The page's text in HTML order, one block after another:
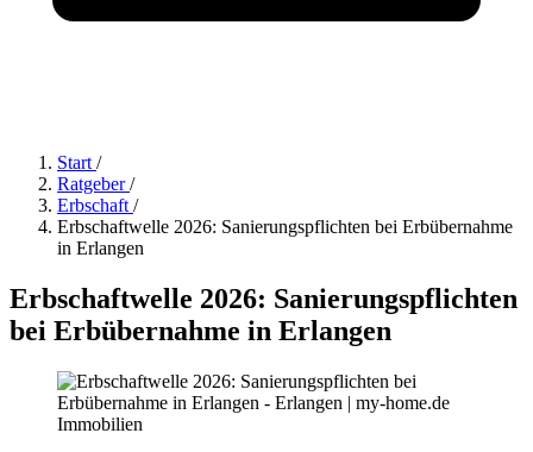
Start /
Ratgeber/
Erbschaft /
Erbschaftwelle 2026: Sanierungspflichten bei Erbübernahme
in Erlangen
Erbschaftwelle 2026: Sanierungspflichten
bei Erbübernahme in Erlangen